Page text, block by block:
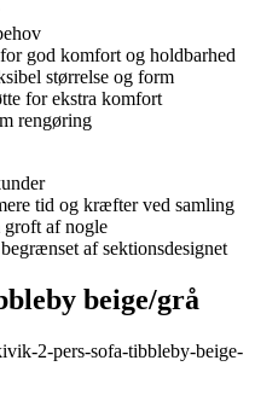
god komfort og holdbarhed
størrelse og form
for ekstra komfort
rengøring
tid og kræfter ved samling
groft af nogle
af sektionsdesignet
beige/grå
2-pers-sofa-tibbleby-beige-